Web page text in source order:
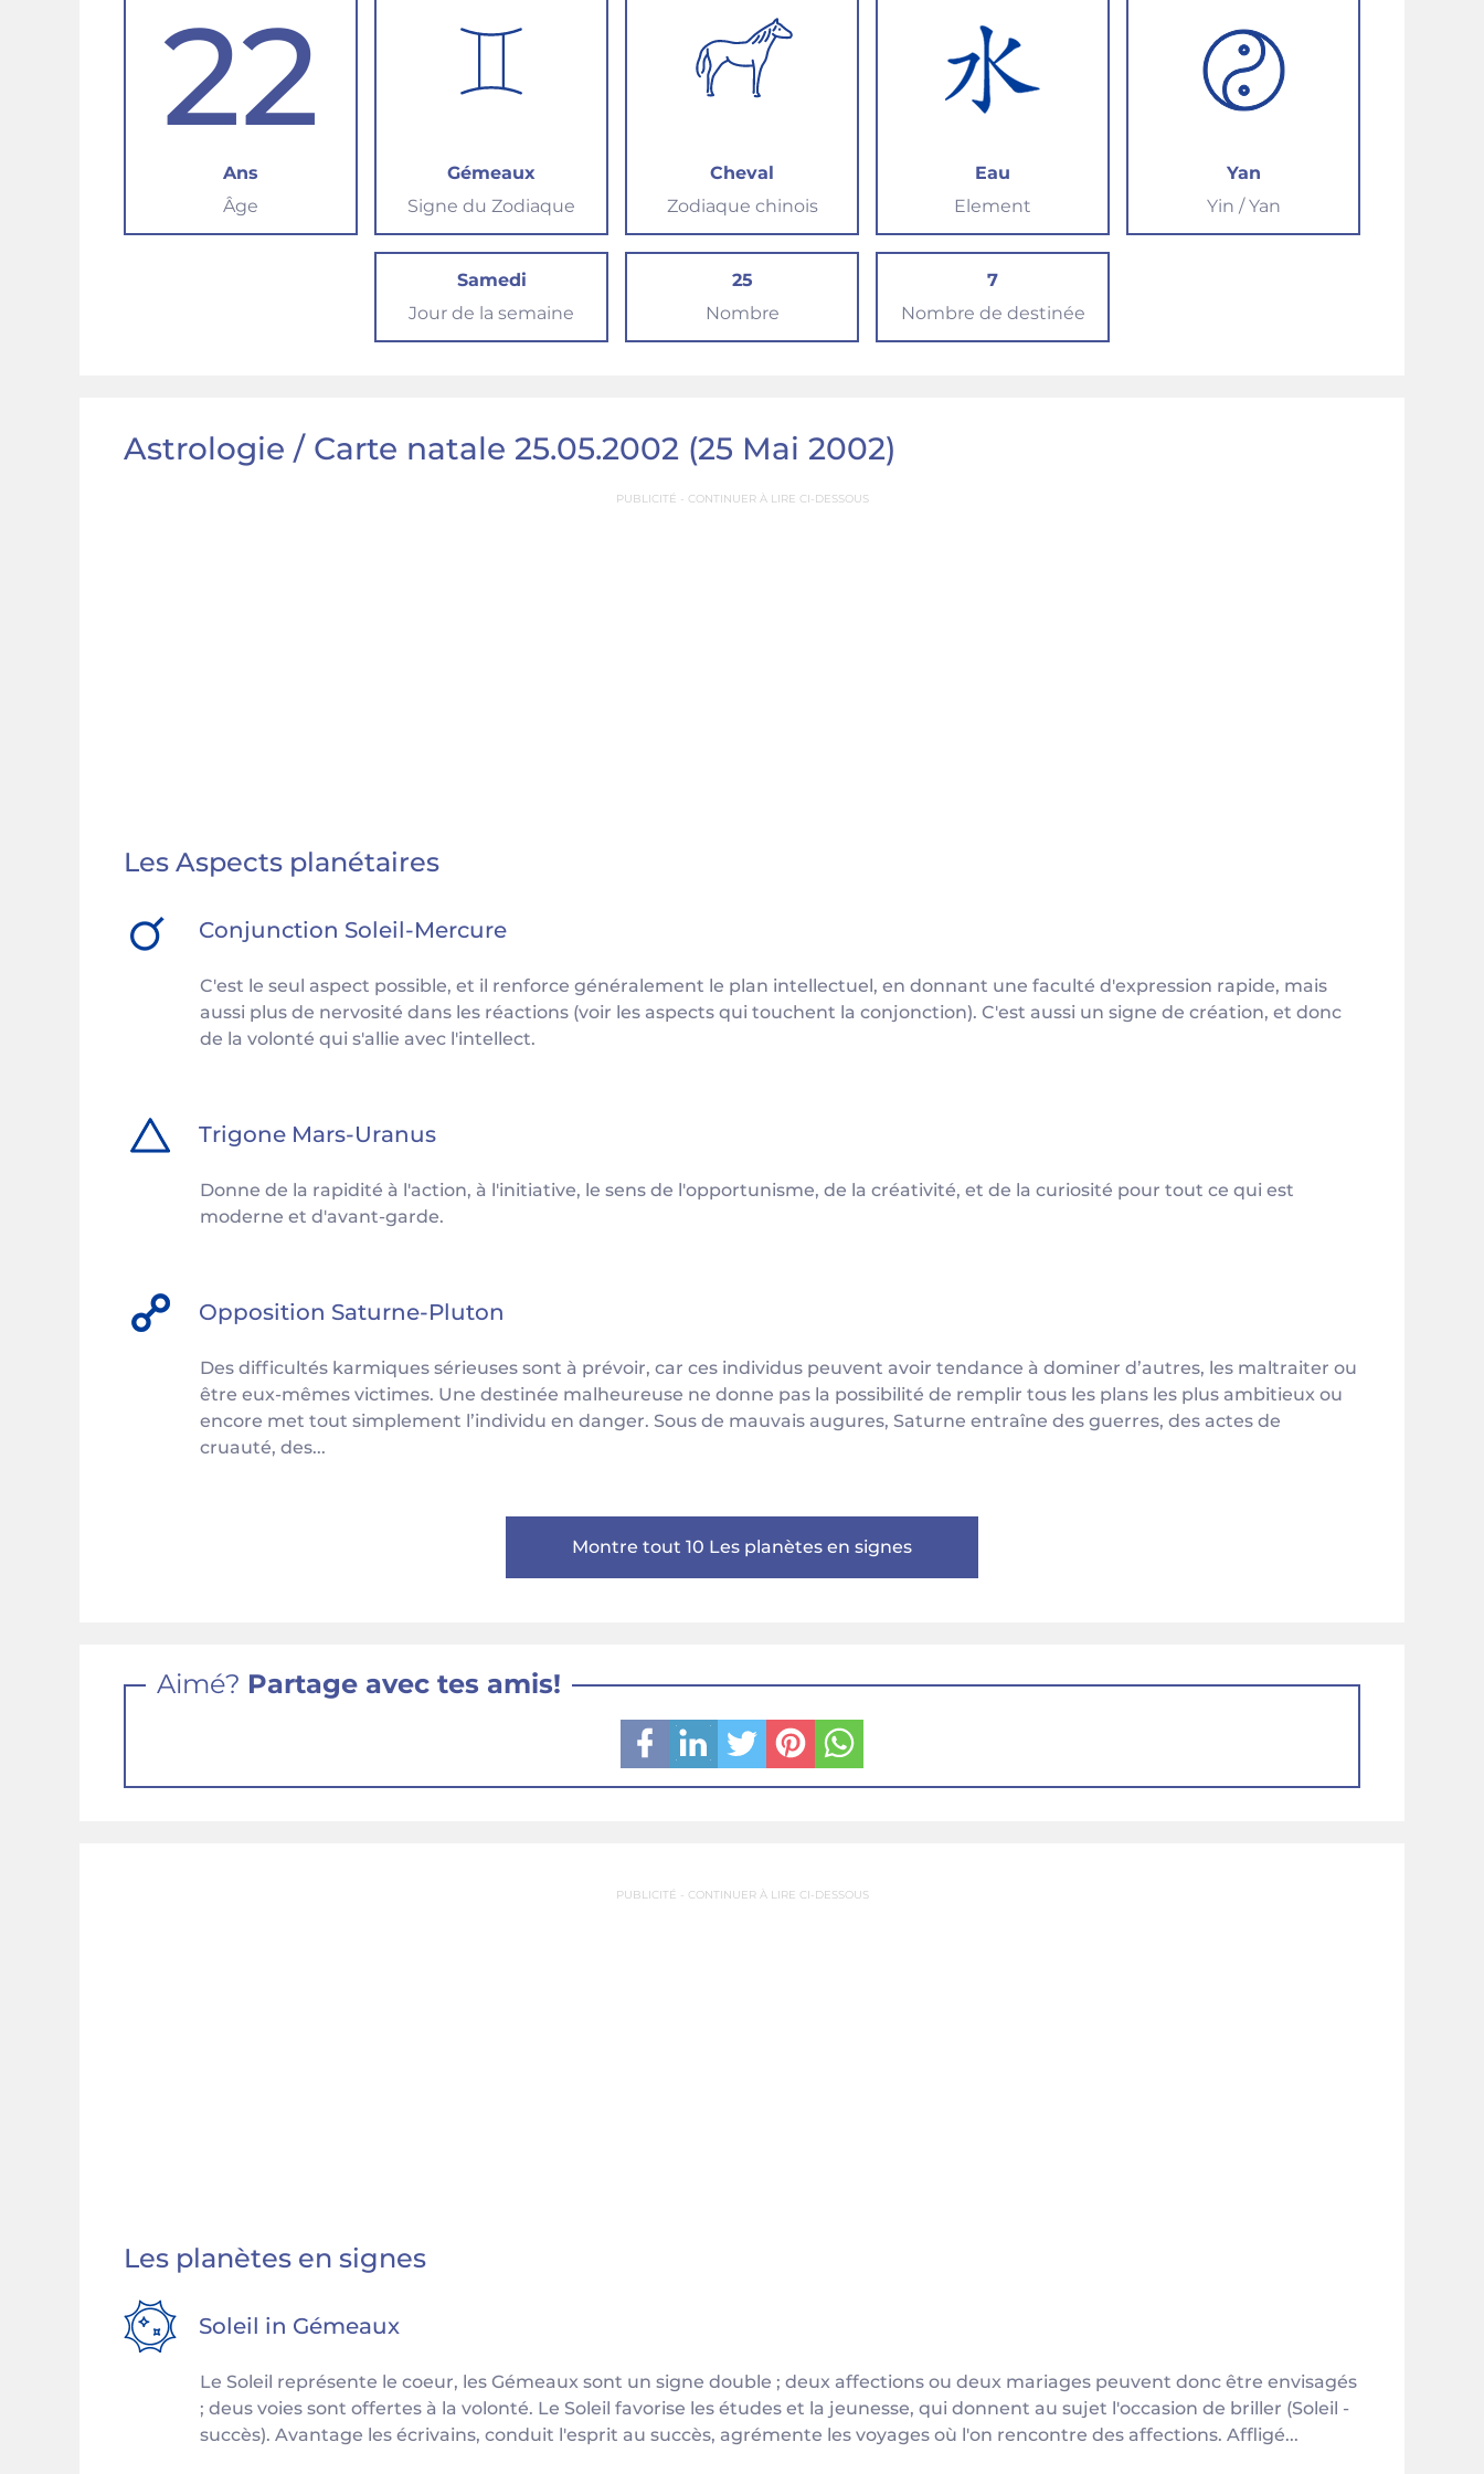
22
Ans
Âge
Gémeaux
Signe du Zodiaque
Cheval
Zodiaque chinois
Eau
Element
Yan
Yin / Yan
Samedi
Jour de la semaine
25
Nombre
7
Nombre de destinée
Astrologie / Сarte natale 25.05.2002 (25 Mai 2002)
PUBLICITÉ - CONTINUER À LIRE CI-DESSOUS
Les Aspects planétaires
Conjunction Soleil-Mercure
C'est le seul aspect possible, et il renforce généralement le plan intellectuel, en donnant une faculté d'expression rapide, mais
aussi plus de nervosité dans les réactions (voir les aspects qui touchent la conjonction). C'est aussi un signe de création, et donc
de la volonté qui s'allie avec l'intellect.
Trigone Mars-Uranus
Donne de la rapidité à l'action, à l'initiative, le sens de l'opportunisme, de la créativité, et de la curiosité pour tout ce qui est
moderne et d'avant-garde.
Opposition Saturne-Pluton
Des difficultés karmiques sérieuses sont à prévoir, car ces individus peuvent avoir tendance à dominer d’autres, les maltraiter ou
être eux-mêmes victimes. Une destinée malheureuse ne donne pas la possibilité de remplir tous les plans les plus ambitieux ou
encore met tout simplement l’individu en danger. Sous de mauvais augures, Saturne entraîne des guerres, des actes de
cruauté, des...
Montre tout 10 Les planètes en signes
Aimé? Partage avec tes amis!
PUBLICITÉ - CONTINUER À LIRE CI-DESSOUS
Les planètes en signes
Soleil in Gémeaux
Le Soleil représente le coeur, les Gémeaux sont un signe double ; deux affections ou deux mariages peuvent donc être envisagés
; deus voies sont offertes à la volonté. Le Soleil favorise les études et la jeunesse, qui donnent au sujet l'occasion de briller (Soleil -
succès). Avantage les écrivains, conduit l'esprit au succès, agrémente les voyages où l'on rencontre des affections. Affligé...